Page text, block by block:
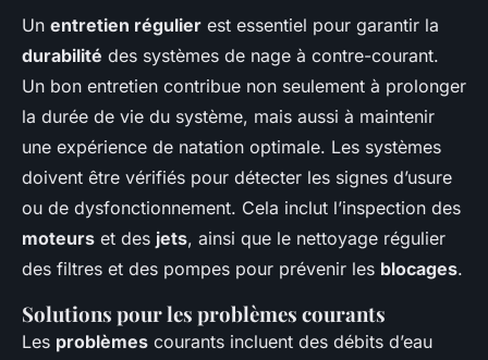
Un entretien régulier est essentiel pour garantir la
durabilité des systèmes de nage à contre-courant.
Un bon entretien contribue non seulement à prolonger
la durée de vie du système, mais aussi à maintenir
une expérience de natation optimale. Les systèmes
doivent être vérifiés pour détecter les signes d’usure
ou de dysfonctionnement. Cela inclut l’inspection des
moteurs et des jets, ainsi que le nettoyage régulier
des filtres et des pompes pour prévenir les blocages.
Solutions pour les problèmes courants
Les problèmes courants incluent des débits d’eau